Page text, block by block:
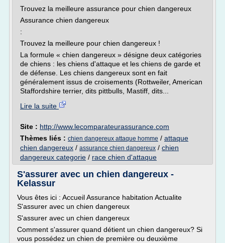
Trouvez la meilleure assurance pour chien dangereux
Assurance chien dangereux
:
Trouvez la meilleure pour chien dangereux !
La formule « chien dangereux » désigne deux catégories
de chiens : les chiens d'attaque et les chiens de garde et
de défense. Les chiens dangereux sont en fait
généralement issus de croisements (Rottweiler, American
Staffordshire terrier, dits pittbulls, Mastiff, dits...
Lire la suite
Site : http://www.lecomparateurassurance.com
Thèmes liés : chien dangereux attaque homme / attaque
chien dangereux / assurance chien dangereux / chien
dangereux categorie / race chien d'attaque
S'assurer avec un chien dangereux -
Kelassur
Vous êtes ici : Accueil Assurance habitation Actualite
S'assurer avec un chien dangereux
S'assurer avec un chien dangereux
Comment s'assurer quand détient un chien dangereux? Si
vous possédez un chien de première ou deuxième